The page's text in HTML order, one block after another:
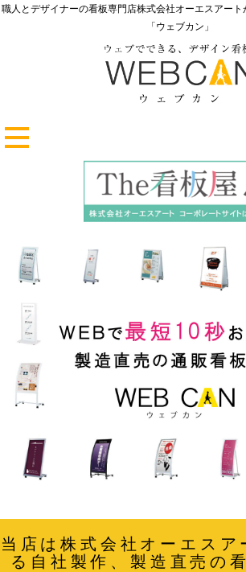
職人とデザイナーの看板専門店株式会社オーエスアート
「ウェブカン」
当店は株式会社オーエスア
る自社製作、製造直売の